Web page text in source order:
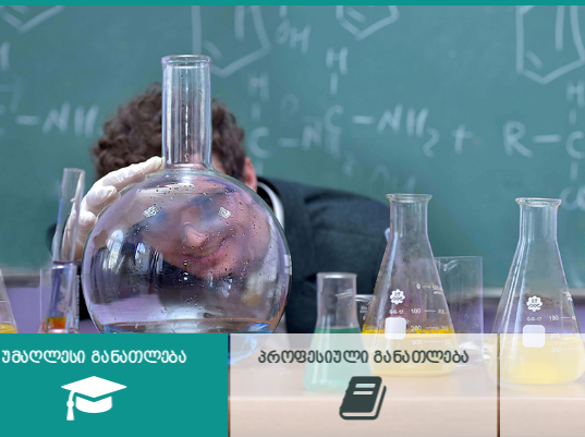
ᲣᲛᲐᲦᲚᲔᲡᲘ ᲒᲐᲜᲐᲗᲚᲔᲑᲐ ᲞᲠᲝᲤᲔᲡᲘᲣᲚᲘ ᲒᲐᲜᲐᲗᲚᲔᲑᲐ